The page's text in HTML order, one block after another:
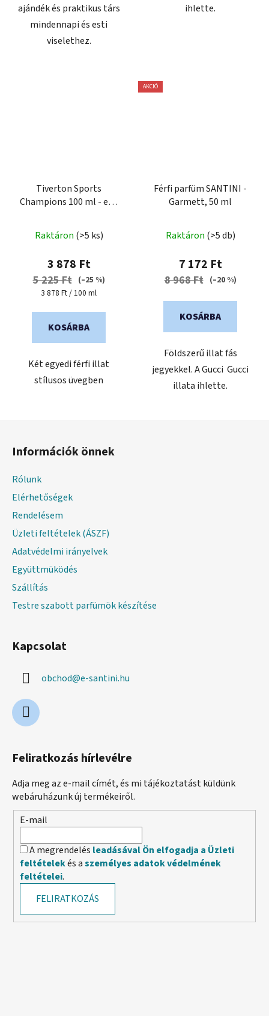
ajándék és praktikus társ
mindennapi és esti
viselethez.
ihlette.
Tiverton Sports
Champions 100 ml - eau
Raktáron (>5 ks)
3 878 Ft
5 225 Ft
(–25 %)
Egységár:
3 878 Ft / 100 ml
KOSÁRBA
Két egyedi férfi illat
stílusos üvegben
AKCIÓ
Férfi parfüm SANTINI -
Garmett, 50 ml
Raktáron (>5 db)
7 172 Ft
8 968 Ft (–20 %)
KOSÁRBA
Földszerű illat fás
jegyekkel. A Gucci Gucci
illata ihlette.
Információk önnek
Rólunk
Elérhetőségek
Rendelésem
Üzleti feltételek (ÁSZF)
Adatvédelmi irányelvek
Együttmüködés
Szállítás
Testre szabott parfümök készítése
Kapcsolat
obchod@e-santini.hu
Feliratkozás hírlevélre
Adja meg az e-mail címét, és mi tájékoztatást küldünk
webáruházunk új termékeiről.
E-mail
A megrendelés leadásával Ön elfogadja a Üzleti
feltételekés aszemélyes adatok védelmének
feltételei.
FELIRATKOZÁS